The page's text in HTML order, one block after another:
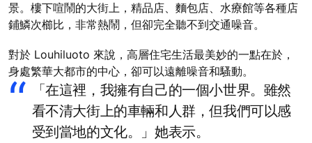
景。樓下喧鬧的大街上，精品店、麵包店、水療館等各種店
鋪鱗次櫛比，非常熱鬧，但卻完全聽不到交通噪音。
對於 Louhiluoto 來說，高層住宅生活最美妙的一點在於，
身處繁華大都市的中心，卻可以遠離噪音和騷動。
「在這裡，我擁有自己的一個小世界。雖然
看不清大街上的車輛和人群，但我們可以感
受到當地的文化。」她表示。